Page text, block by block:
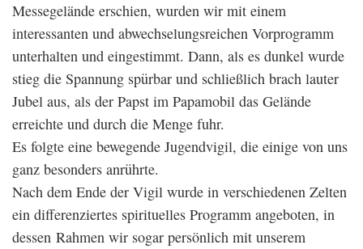
Messegelände erschien, wurden wir mit einem
interessanten und abwechselungsreichen Vorprogramm
unterhalten und eingestimmt. Dann, als es dunkel wurde
stieg die Spannung spürbar und schließlich brach lauter
Jubel aus, als der Papst im Papamobil das Gelände
erreichte und durch die Menge fuhr.
Es folgte eine bewegende Jugendvigil, die einige von uns
ganz besonders anrührte.
Nach dem Ende der Vigil wurde in verschiedenen Zelten
ein differenziertes spirituelles Programm angeboten, in
dessen Rahmen wir sogar persönlich mit unserem